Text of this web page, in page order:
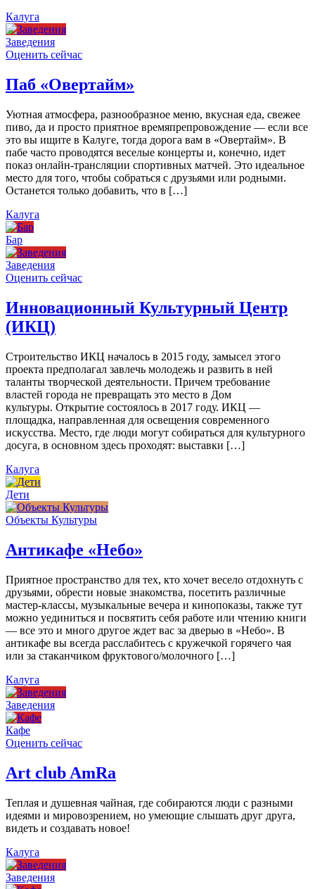
Калуга
Заведения
Оценить сейчас
Паб «Овертайм»
Уютная атмосфера, разнообразное меню, вкусная еда, свежее
пиво, да и просто приятное времяпрепровождение — если все
это вы ищите в Калуге, тогда дорога вам в «Овертайм». В
пабе часто проводятся веселые концерты и, конечно, идет
показ онлайн-трансляции спортивных матчей. Это идеальное
место для того, чтобы собраться с друзьями или родными.
Останется только добавить, что в […]
Калуга
Бар
Заведения
Оценить сейчас
Инновационный Культурный Центр
(ИКЦ)
Строительство ИКЦ началось в 2015 году, замысел этого
проекта предполагал завлечь молодежь и развить в ней
таланты творческой деятельности. Причем требование
властей города не превращать это место в Дом
культуры. Открытие состоялось в 2017 году. ИКЦ —
площадка, направленная для освещения современного
искусства. Место, где люди могут собираться для культурного
досуга, в основном здесь проходят: выставки […]
Калуга
Дети
Объекты Культуры
Антикафе «Небо»
Приятное пространство для тех, кто хочет весело отдохнуть с
друзьями, обрести новые знакомства, посетить различные
мастер-классы, музыкальные вечера и кинопоказы, также тут
можно уединиться и посвятить себя работе или чтению книги
— все это и много другое ждет вас за дверью в «Небо». В
антикафе вы всегда расслабитесь с кружечкой горячего чая
или за стаканчиком фруктового/молочного […]
Калуга
Заведения
Кафе
Оценить сейчас
Art сlub AmRa
Теплая и душевная чайная, где собираются люди с разными
идеями и мировозрением, но умеющие слышать друг друга,
видеть и создавать новое!
Калуга
Заведения